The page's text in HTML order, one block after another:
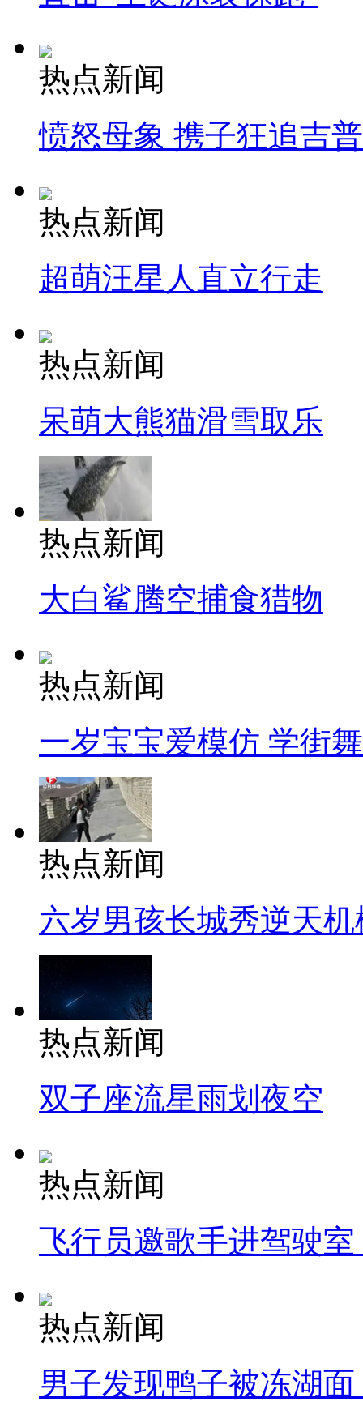
热点新闻
愤怒母象 携子狂追吉
热点新闻
超萌汪星人直立行走
热点新闻
呆萌大熊猫滑雪取乐
热点新闻
大白鲨腾空捕食猎物
热点新闻
一岁宝宝爱模仿 学街
热点新闻
六岁男孩长城秀逆天机
热点新闻
双子座流星雨划夜空
热点新闻
飞行员邀歌手进驾驶
热点新闻
男子发现鸭子被冻湖